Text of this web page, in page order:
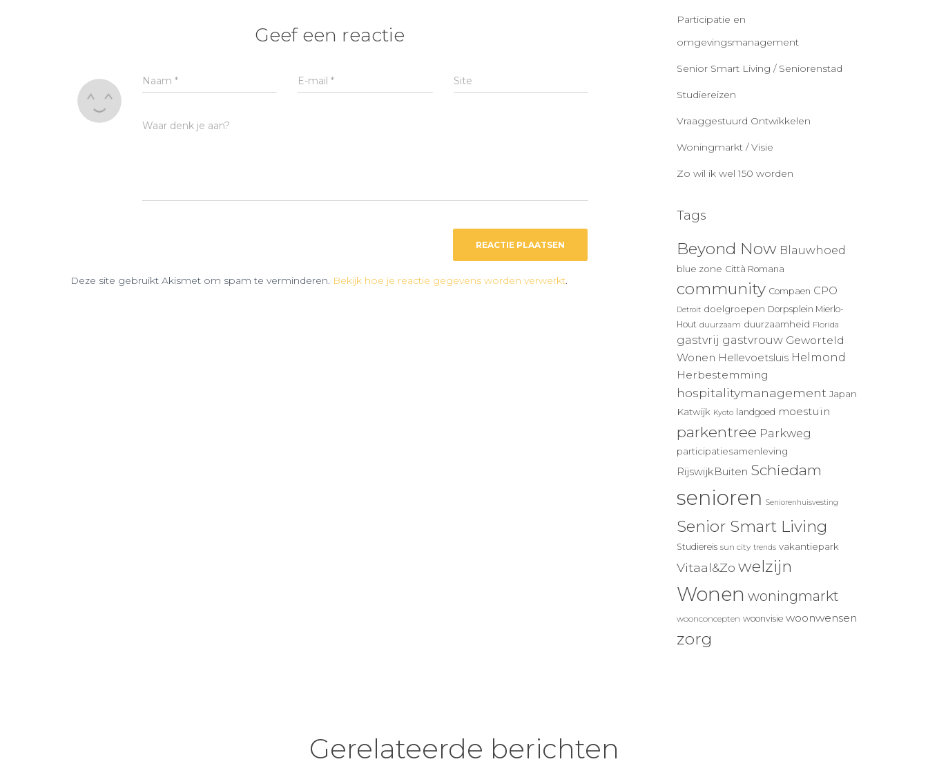
Geef een reactie
Naam * E-mail* Site
Waar denk je aan?
Deze site gebruikt Akismet om spam te verminderen. Bekijk hoe je reactie gegevens worden verwerkt.
Participatie en
omgevingsmanagement
Senior Smart Living / Seniorenstad
Studiereizen
Vraaggestuurd Ontwikkelen
Woningmarkt / Visie
Zo wil ik wel 150 worden
Tags
Beyond Now Blauwhoed
blue zone Città Romana
community Compaen CPO
Detroit doelgroepen Dorpsplein Mierlo-
Hout duurzaam duurzaamheid Florida
gastvrij gastvrouw Geworteld
Wonen Hellevoetsluis Helmond
Herbestemming
hospitalitymanagement Japan
Katwijk Kyoto landgoed moestuin
parkentree Parkweg
participatiesamenleving
RijswijkBuiten Schiedam
senioren Seniorenhuisvesting
Senior Smart Living
Studiereis sun city trends vakantiepark
Vitaal&Zo welzijn
Wonen woningmarkt
woonconcepten woonvisie woonwensen
zorg
Gerelateerde berichten